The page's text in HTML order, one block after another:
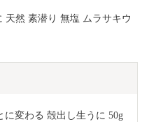
天然 素潜り 無塩 ムラサキウ
に変わる 殻出し生うに 50g